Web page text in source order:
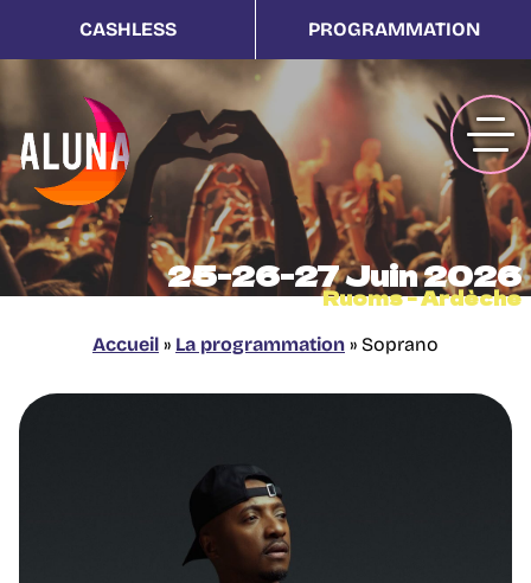
25-26-27 Juin 2026
Ruoms - Ardèche
CASHLESS PROGRAMMATION
Accueil » La programmation » Soprano